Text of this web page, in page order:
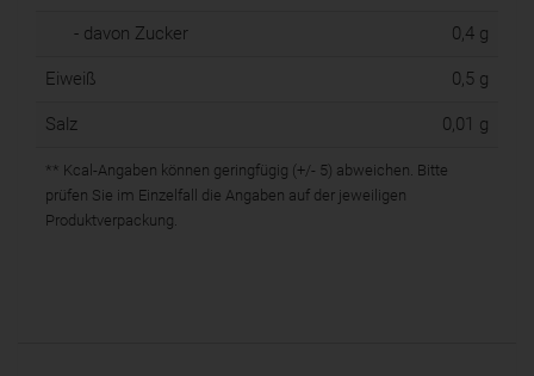
- davon Zucker 0,4 g
Eiweiß 0,5 g
Salz 0,01 g
** Kcal-Angaben können geringfügig (+/- 5) abweichen. Bitte
prüfen Sie im Einzelfall die Angaben auf der jeweiligen
Produktverpackung.